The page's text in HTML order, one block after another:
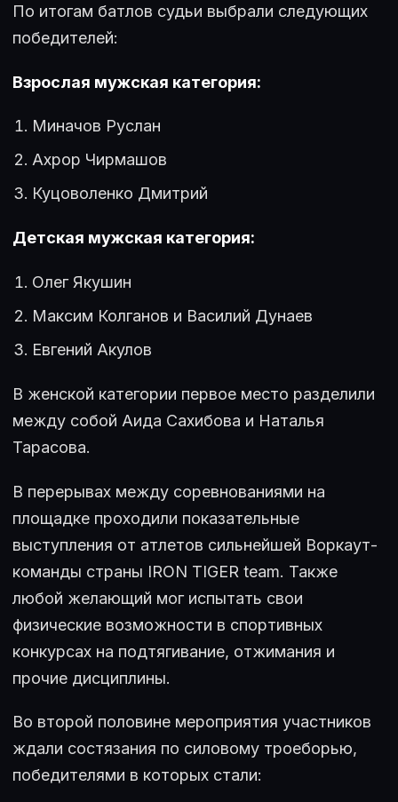
По итогам батлов судьи выбрали следующих
победителей:
Взрослая мужская категория:
Миначов Руслан
Ахрор Чирмашов
Куцоволенко Дмитрий
Детская мужская категория:
Олег Якушин
Максим Колганов и Василий Дунаев
Евгений Акулов
В женской категории первое место разделили
между собой Аида Сахибова и Наталья
Тарасова.
В перерывах между соревнованиями на
площадке проходили показательные
выступления от атлетов сильнейшей Воркаут-
команды страны IRON TIGER team. Также
любой желающий мог испытать свои
физические возможности в спортивных
конкурсах на подтягивание, отжимания и
прочие дисциплины.
Во второй половине мероприятия участников
ждали состязания по силовому троеборью,
победителями в которых стали: